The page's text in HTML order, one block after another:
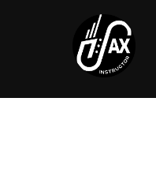
содержимому